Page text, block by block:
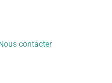
contacter